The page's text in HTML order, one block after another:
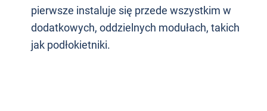
pierwsze instaluje się przede wszystkim w
dodatkowych, oddzielnych modułach, takich
jak podłokietniki.